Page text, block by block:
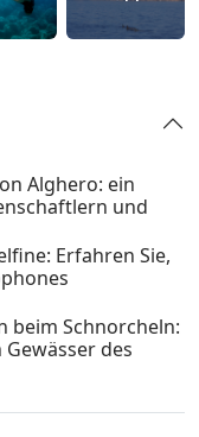
Alghero: ein
und
Erfahren Sie,
beim Schnorcheln:
des